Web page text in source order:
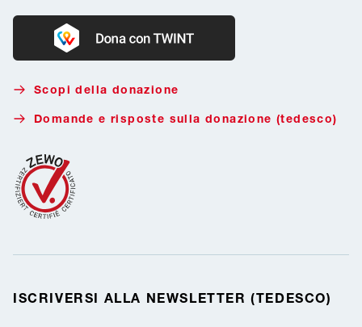
Donate with Twint
Scopi della donazione
Domande e risposte sulla donazione (tedesco)
ISCRIVERSI ALLA NEWSLETTER (TEDESCO)